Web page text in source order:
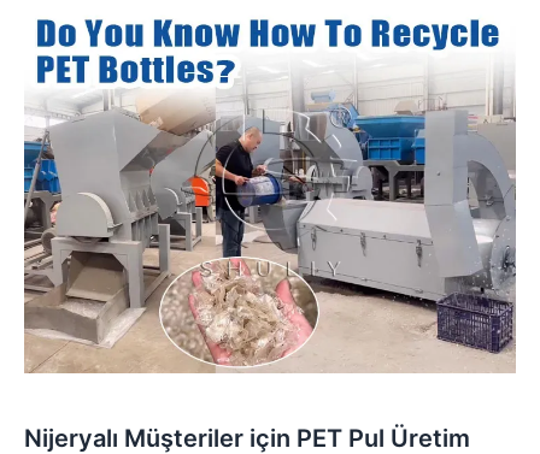
Nijeryalı Müşteriler için PET Pul Üretim